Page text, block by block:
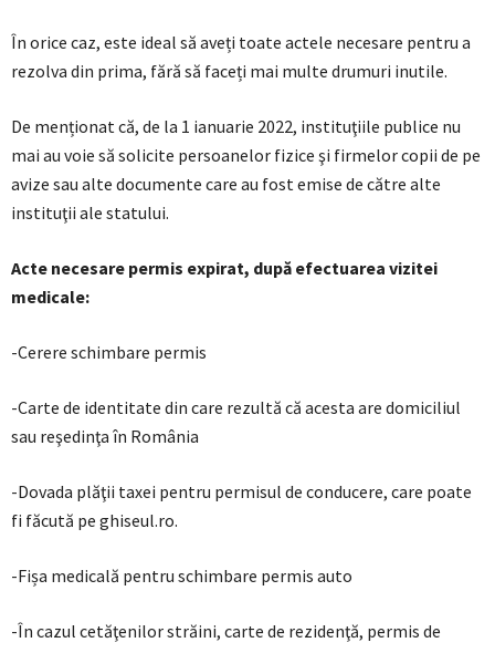
În orice caz, este ideal să aveți toate actele necesare pentru a
rezolva din prima, fără să faceți mai multe drumuri inutile.
De menționat că, de la 1 ianuarie 2022, instituţiile publice nu
mai au voie să solicite persoanelor fizice şi firmelor copii de pe
avize sau alte documente care au fost emise de către alte
instituţii ale statului.
Acte necesare permis expirat, după efectuarea vizitei
medicale:
-Cerere schimbare permis
-Carte de identitate din care rezultă că acesta are domiciliul
sau reşedinţa în România
-Dovada plăţii taxei pentru permisul de conducere, care poate
fi făcută pe ghiseul.ro.
-Fișa medicală pentru schimbare permis auto
-În cazul cetăţenilor străini, carte de rezidenţă, permis de